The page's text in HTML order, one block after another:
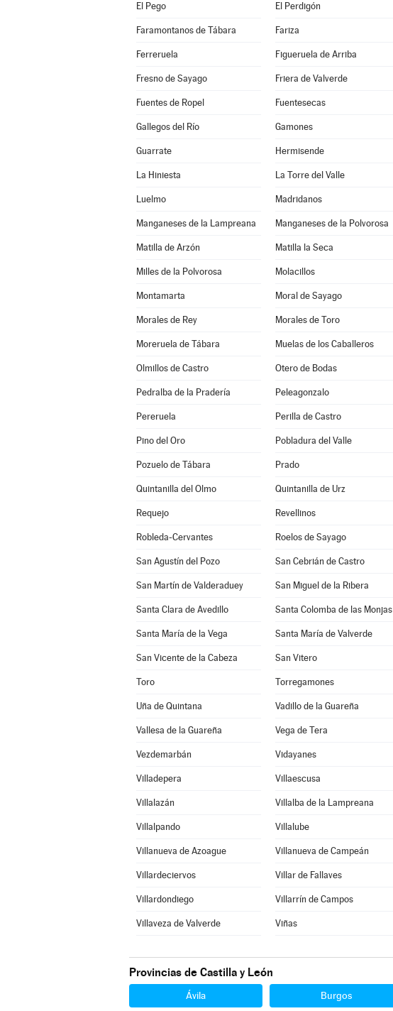
El Pego El Perdigón
Faramontanos de Tábara Fariza
Ferreruela Figueruela de Arriba
Fresno de Sayago Friera de Valverde
Fuentes de Ropel Fuentesecas
Gallegos del Río Gamones
Guarrate Hermisende
La Hiniesta La Torre del Valle
Luelmo Madridanos
Manganeses de la Lampreana Manganeses de la Polvorosa
Matilla de Arzón Matilla la Seca
Milles de la Polvorosa Molacillos
Montamarta Moral de Sayago
Morales de Rey Morales de Toro
Moreruela de Tábara Muelas de los Caballeros
Olmillos de Castro Otero de Bodas
Pedralba de la Pradería Peleagonzalo
Pereruela Perilla de Castro
Pino del Oro Pobladura del Valle
Pozuelo de Tábara Prado
Quintanilla del Olmo Quintanilla de Urz
Requejo Revellinos
Robleda-Cervantes Roelos de Sayago
San Agustín del Pozo San Cebrián de Castro
San Martín de Valderaduey San Miguel de la Ribera
Santa Clara de Avedillo Santa Colomba de las Monjas
Santa María de la Vega Santa María de Valverde
San Vicente de la Cabeza San Vitero
Toro Torregamones
Uña de Quintana Vadillo de la Guareña
Vallesa de la Guareña Vega de Tera
Vezdemarbán Vidayanes
Villadepera Villaescusa
Villalazán Villalba de la Lampreana
Villalpando Villalube
Villanueva de Azoague Villanueva de Campeán
Villardeciervos Villar de Fallaves
Villardondiego Villarrín de Campos
Villaveza de Valverde Viñas
Provincias de Castilla y León
Ávila Burgos